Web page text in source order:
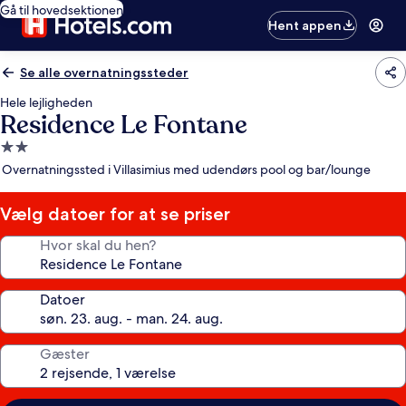
Gå til hovedsektionen
Hent appen
Se alle overnatningssteder
Hele lejligheden
Residence Le Fontane
2.0-
stjernet
Overnatningssted i Villasimius med udendørs pool og bar/lounge
Vælg datoer for at se priser
Hvor skal du hen?
Datoer
Gæster